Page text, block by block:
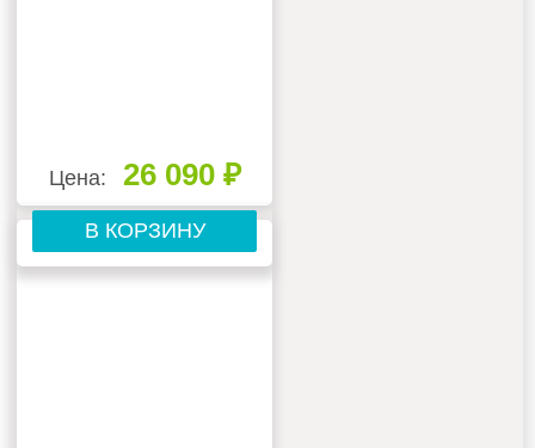
Цена: 26 090 ₽
В КОРЗИНУ